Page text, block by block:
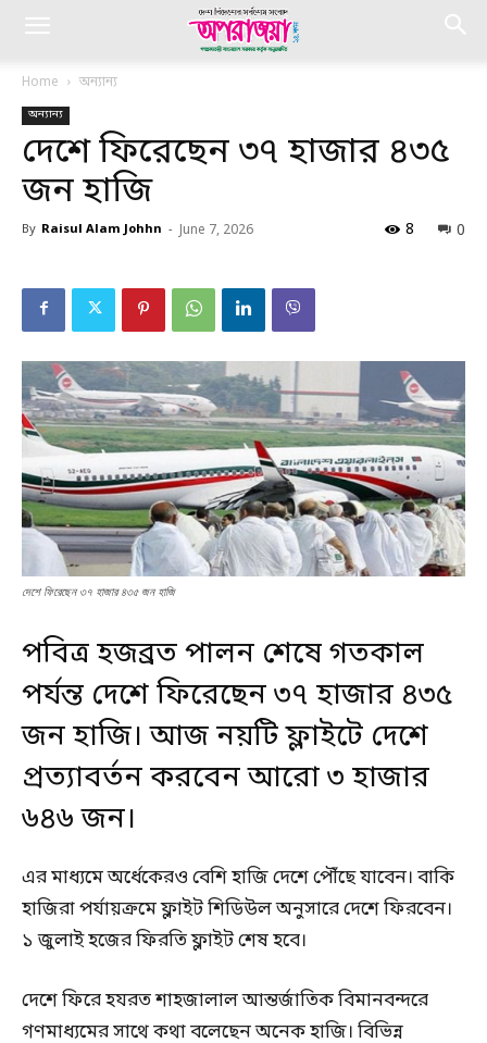
Home অন্যান্য
অন্যান্য
দেশে ফিরেছেন ৩৭ হাজার ৪৩৫
জন হাজি
By Raisul Alam Johhn - June 7, 2026 0
8
দেশে ফিরেছেন ৩৭ হাজার ৪৩৫ জন হাজি
পবিত্র হজব্রত পালন শেষে গতকাল
পর্যন্ত দেশে ফিরেছেন ৩৭ হাজার ৪৩৫
জন হাজি। আজ নয়টি ফ্লাইটে দেশে
প্রত্যাবর্তন করবেন আরো ৩ হাজার
৬৪৬ জন।
এর মাধ্যমে অর্ধেকেরও বেশি হাজি দেশে পৌঁছে যাবেন। বাকি
হাজিরা পর্যায়ক্রমে ফ্লাইট শিডিউল অনুসারে দেশে ফিরবেন।
১ জুলাই হজের ফিরতি ফ্লাইট শেষ হবে।
দেশে ফিরে হযরত শাহজালাল আন্তর্জাতিক বিমানবন্দরে
গণমাধ্যমের সাথে কথা বলেছেন অনেক হাজি। বিভিন্ন